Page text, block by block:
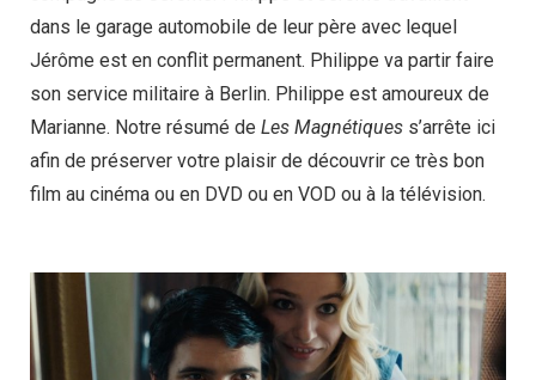
dans le garage automobile de leur père avec lequel
Jérôme est en conflit permanent. Philippe va partir faire
son service militaire à Berlin. Philippe est amoureux de
Marianne. Notre résumé de Les Magnétiques s’arrête ici
afin de préserver votre plaisir de découvrir ce très bon
film au cinéma ou en DVD ou en VOD ou à la télévision.